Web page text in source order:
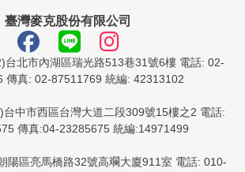
臺灣麥克股份有限公司
台北市內湖區瑞光路513巷31號6樓 電話: 02-
傳真: 02-87511769 統編: 42313102
中市西區台灣大道二段309號15樓之2 電話:
傳真:04-23285675 統編:14971499
陽區亮馬橋路32號高斕大廈911室 電話: 010-